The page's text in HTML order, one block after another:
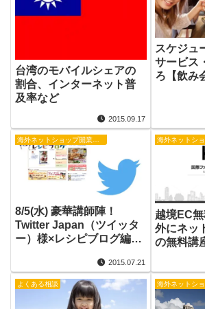
台湾のモバイルシェアの
割合、インターネット普
及率など
2015.09.17
スケジュ
サービス
ろ【飲み
8/5(水) 豪華講師陣！
Twitter Japan（ツイッタ
ー）様×レシピブログ編集
2015.07.21
越境EC
外にネッ
の無料講
よくある相談